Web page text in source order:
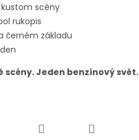
scény
rukopis
černém základu
scény. Jeden benzínový svět.